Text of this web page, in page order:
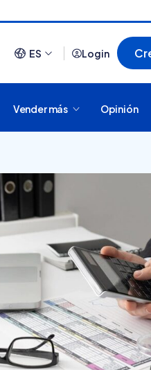
es comprar en
Conocé
para vender más
20
ES Login
Vender más Opinión